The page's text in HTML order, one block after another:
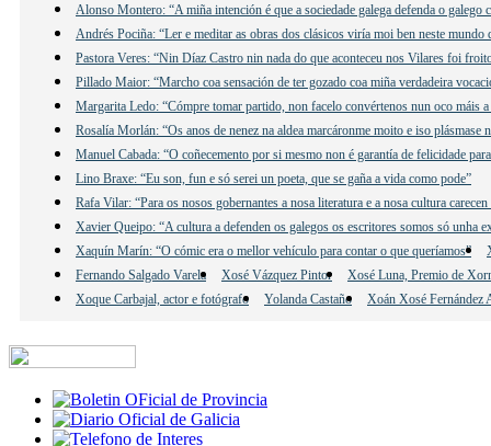
Alonso Montero: “A miña intención é que a sociedade galega defenda o galego
Andrés Pociña: “Ler e meditar as obras dos clásicos viría moi ben neste mundo
Pastora Veres: “Nin Díaz Castro nin nada do que aconteceu nos Vilares foi
Pillado Maior: “Marcho coa sensación de ter gozado coa miña verdadeira
Margarita Ledo: “Cómpre tomar partido, non facelo convértenos nun oco máis a
Rosalía Morlán: “Os anos de nenez na aldea marcáronme moito e iso plásmase
Manuel Cabada: “O coñecemento por si mesmo non é garantía de felicidade
Lino Braxe: “Eu son, fun e só serei un poeta, que se gaña a vida como pode”
Rafa Vilar: “Para os nosos gobernantes a nosa literatura e a nosa cultura
Xavier Queipo: “A cultura a defenden os galegos os escritores somos só unha
Xaquín Marín: “O cómic era o mellor vehículo para contar o que queríamos”
Fernando Salgado Varela
Xosé Vázquez Pintor
Xosé Luna, Premio de
Xoque Carbajal, actor e fotógrafo
Yolanda Castaño Xoán Xosé Fernández